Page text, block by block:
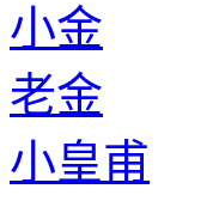
小金
老金
小皇甫